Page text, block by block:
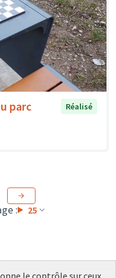
parc
Réalisé
: 25
le contrôle sur ceux